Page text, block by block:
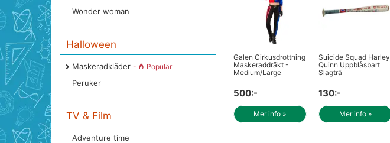
Wonder woman
Halloween
Maskeradkläder - Populär
Peruker
TV & Film
Adventure time
Galen Cirkusdrottning
Maskeraddräkt -
Medium/Large
500:-
Mer info »
Suicide Squad Harley
Quinn Uppblåsbart
Slagträ
130:-
Mer info »